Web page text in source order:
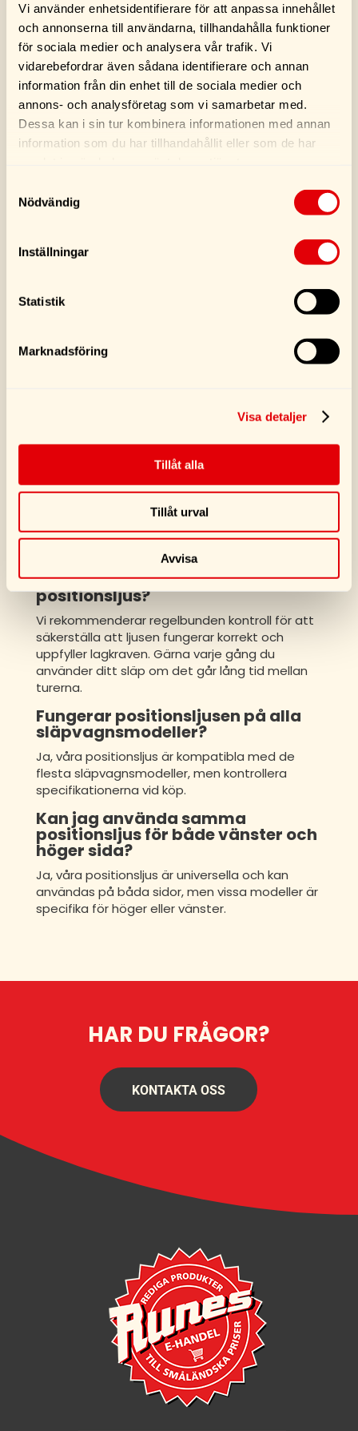
Vi använder enhetsidentifierare för att anpassa innehållet
och annonserna till användarna, tillhandahålla funktioner
för sociala medier och analysera vår trafik. Vi
vidarebefordrar även sådana identifierare och annan
information från din enhet till de sociala medier och
annons- och analysföretag som vi samarbetar med.
Dessa kan i sin tur kombinera informationen med annan
information som du har tillhandahållit eller som de har
Nödvändig
Inställningar
Statistik
Marknadsföring
Visa detaljer
Tillåt alla
Tillåt urval
Avvisa
pålitlig ljussignalering.
Användningsområden och
montering
Våra positionsljus passar alla typer av
släpvagnar, inklusive båttrailers,
hästtransporter och tunga släp. De är enkla att
installera och finns i både LED och traditionella
glödlampsmodeller. Monteringen sker smidigt
Hög synlighet: Våra positionsljus lyser starkt
Lång livslängd: Tillverkade av slitstarka
Enkel installation: Levereras med fästen och
släpvagnar?
Ja, enligt svensk lag måste släpvagnar vara
utrustade med positionsljus för att synas i
trafiken, särskilt under mörker.
Hur ofta bör jag kontrollera mina
positionsljus?
Vi rekommenderar regelbunden kontroll för att
säkerställa att ljusen fungerar korrekt och
uppfyller lagkraven. Gärna varje gång du
använder ditt släp om det går lång tid mellan
turerna.
Fungerar positionsljusen på alla
släpvagnsmodeller?
Ja, våra positionsljus är kompatibla med de
flesta släpvagnsmodeller, men kontrollera
specifikationerna vid köp.
Kan jag använda samma
positionsljus för både vänster och
höger sida?
Ja, våra positionsljus är universella och kan
användas på båda sidor, men vissa modeller är
specifika för höger eller vänster.
HAR DU FRÅGOR?
KONTAKTA OSS